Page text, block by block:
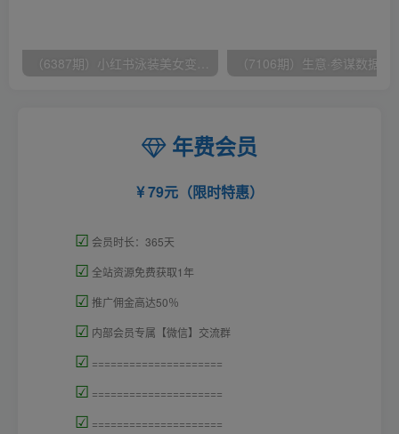
（6387期）小红书泳装美女变现，免费提供素材，收益无上限可矩阵（教程+素材）
年费会员
79元（限时特惠）
☑ 会员时长：365天
☑ 全站资源免费获取1年
☑ 推广佣金高达50％
☑ 内部会员专属【微信】交流群
☑ =====================
☑ =====================
☑ =====================